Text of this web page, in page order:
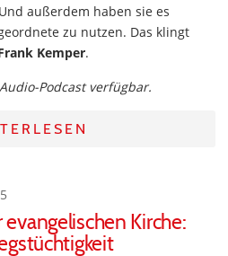
außerdem haben sie es
zu nutzen. Das klingt
Kemper.
Podcast verfügbar.
Kirche: